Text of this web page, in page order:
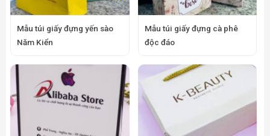
Mẫu túi giấy đựng yến sào
Năm Kiển
Mẫu túi giấy đựng cà phê
độc đáo